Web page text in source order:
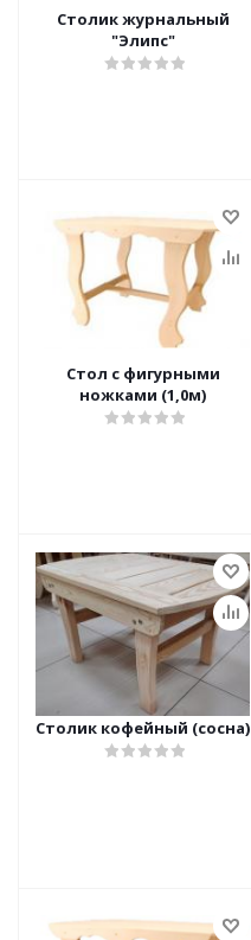
Столик журнальный
"Элипс"
Стол с фигурными
ножками (1,0м)
Столик кофейный (сосна)